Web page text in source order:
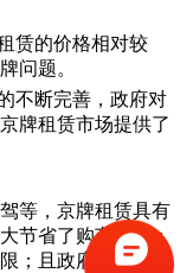
赁的价格相对较
问题。
不断完善，政府对
牌租赁市场提供了
等，京牌租赁具有
节省了购车成本；
；且政府对租赁行